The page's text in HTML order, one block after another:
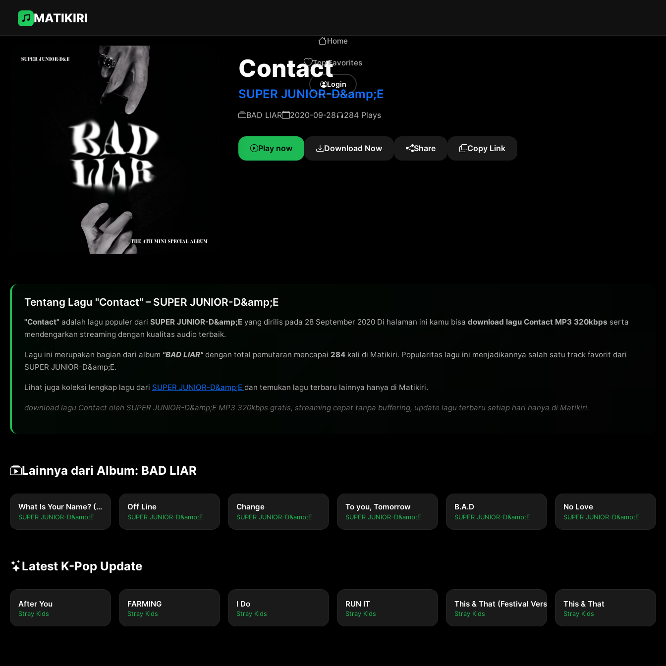
MATIKIRI
Home
Top Favorites
Login
Contact
SUPER JUNIOR-D&amp;E
BAD LIAR 2020-09-28 284 Plays
Play now Download Now Share Copy Link
Tentang Lagu "Contact" – SUPER JUNIOR-D&amp;E
"Contact" adalah lagu populer dari SUPER JUNIOR-D&amp;E yang dirilis pada 28 September 2020 Di halaman ini kamu bisa download lagu Contact MP3 320kbps serta
mendengarkan streaming dengan kualitas audio terbaik.
Lagu ini merupakan bagian dari album "BAD LIAR"dengan total pemutaran mencapai 284 kali di Matikiri. Popularitas lagu ini menjadikannya salah satu track favorit dari
SUPER JUNIOR-D&amp;E.
Lihat juga koleksi lengkap lagu dari SUPER JUNIOR-D&amp;E dan temukan lagu terbaru lainnya hanya di Matikiri.
download lagu Contact oleh SUPER JUNIOR-D&amp;E MP3 320kbps gratis, streaming cepat tanpa buffering, update lagu terbaru setiap hari hanya di Matikiri.
Lainnya dari Album: BAD LIAR
What Is Your Name? (Bonus Track)
SUPER JUNIOR-D&amp;E
Off Line
SUPER JUNIOR-D&amp;E
Change
SUPER JUNIOR-D&amp;E
To you, Tomorrow
SUPER JUNIOR-D&amp;E
B.A.D
SUPER JUNIOR-D&amp;E
No Love
SUPER JUNIOR-D&amp;E
Latest K-Pop Update
After You
Stray Kids
FARMING
Stray Kids
I Do
Stray Kids
RUN IT
Stray Kids
This & That (Festival Version)
Stray Kids
This & That
Stray Kids